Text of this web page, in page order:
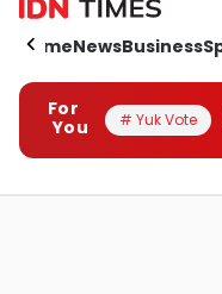
HomeNewsBusiness
For
You
# Yuk Vote